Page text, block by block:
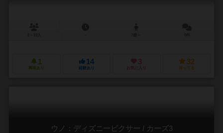
1
興味あり
14
経験あり
3
お気に入り
32
持ってる
ウノ：ディズニーピクサー / カーズ3